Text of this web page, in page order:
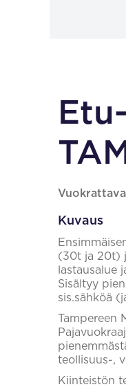
Kuvaus
(30t ja 20t)
lastausalue
Sisältyy
sis.sähköä
Tampereen
teollisuus-,
Kiinteistön